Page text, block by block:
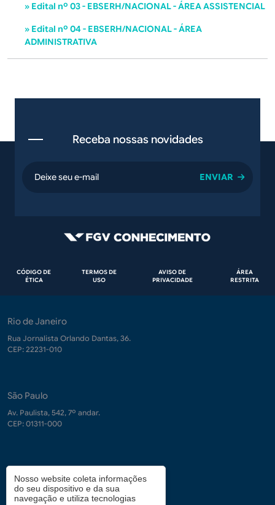
» Edital nº 03 - EBSERH/NACIONAL - ÁREA ASSISTENCIAL
» Edital nº 04 - EBSERH/NACIONAL - ÁREA
ADMINISTRATIVA
Receba nossas novidades
email
Rodapé
CÓDIGO DE
ÉTICA
TERMOS DE
USO
AVISO DE
PRIVACIDADE
ÁREA
RESTRITA
Rio de Janeiro
Rua Jornalista Orlando Dantas, 36.
CEP: 22231-010
São Paulo
Av. Paulista, 542, 7º andar.
CEP: 01311-000
Contrate-nos
demanda.conhecimento@fgv.br
+ 55 (21) 3799-6066
Nosso website coleta informações
do seu dispositivo e da sua
navegação e utiliza tecnologias